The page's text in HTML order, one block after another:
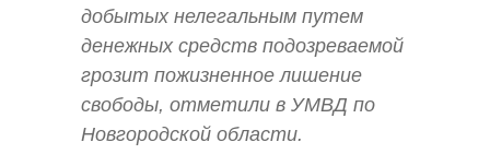
добытых нелегальным путем
денежных средств подозреваемой
грозит пожизненное лишение
свободы, отметили в УМВД по
Новгородской области.